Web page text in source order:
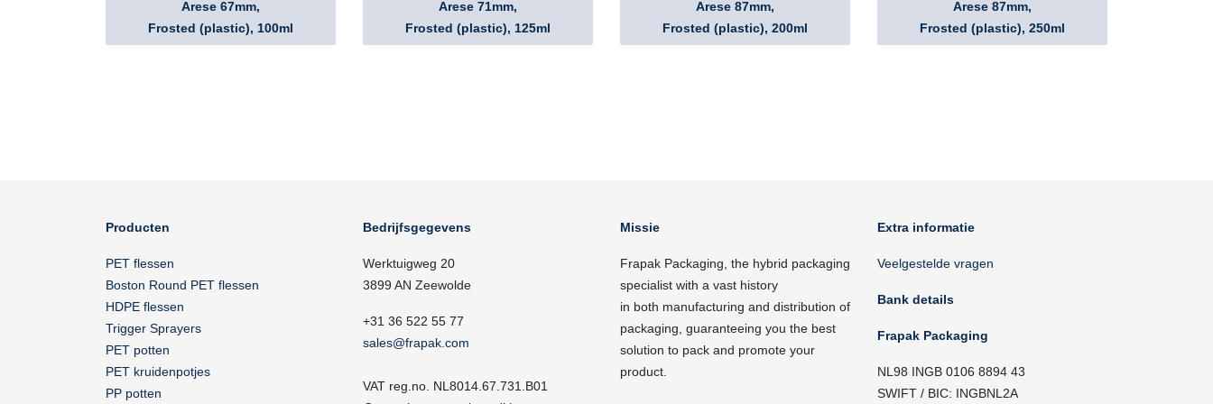
Arese 67mm,
Frosted (plastic), 100ml
Arese 71mm,
Frosted (plastic), 125ml
Arese 87mm,
Frosted (plastic), 200ml
Arese 87mm,
Frosted (plastic), 250ml
Producten
PET flessen
Boston Round PET flessen
HDPE flessen
Trigger Sprayers
PET potten
PET kruidenpotjes
PP potten
Bedrijfsgegevens
Werktuigweg 20
3899 AN Zeewolde
+31 36 522 55 77
sales@frapak.com
VAT reg.no. NL8014.67.731.B01
Missie
Frapak Packaging, the hybrid packaging
specialist with a vast history
in both manufacturing and distribution of
packaging, guaranteeing you the best
solution to pack and promote your
product.
Extra informatie
Veelgestelde vragen
Bank details
Frapak Packaging
NL98 INGB 0106 8894 43
SWIFT / BIC: INGBNL2A